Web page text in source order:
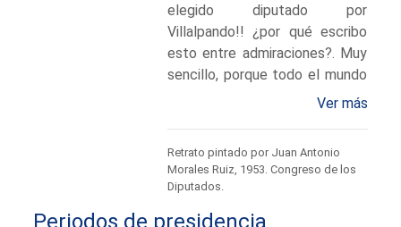
elegido diputado por
Villalpando!! ¿por qué escribo
esto entre admiraciones?. Muy
sencillo, porque todo el mundo
y muchísimo más los que están
significa el ser elegido diputado
por Villalpando, y quien dice
Ver más
Retrato pintado por Juan Antonio
Morales Ruiz, 1953. Congreso de los
Diputados.
Periodos de presidencia